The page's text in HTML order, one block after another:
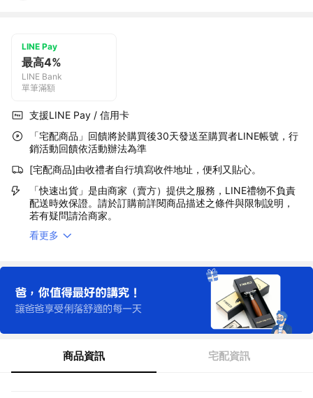
LINE Pay
最高4%
LINE Bank
單筆滿額
支援LINE Pay / 信用卡
「宅配商品」回饋將於購買後30天發送至購買者LINE帳號，行
銷活動回饋依活動辦法為準
[宅配商品]由收禮者自行填寫收件地址，便利又貼心。
「快速出貨」是由商家（賣方）提供之服務，LINE禮物不負責
配送時效保證。請於訂購前詳閱商品描述之條件與限制說明，
若有疑問請洽商家。
看更多
商品資訊 宅配資訊